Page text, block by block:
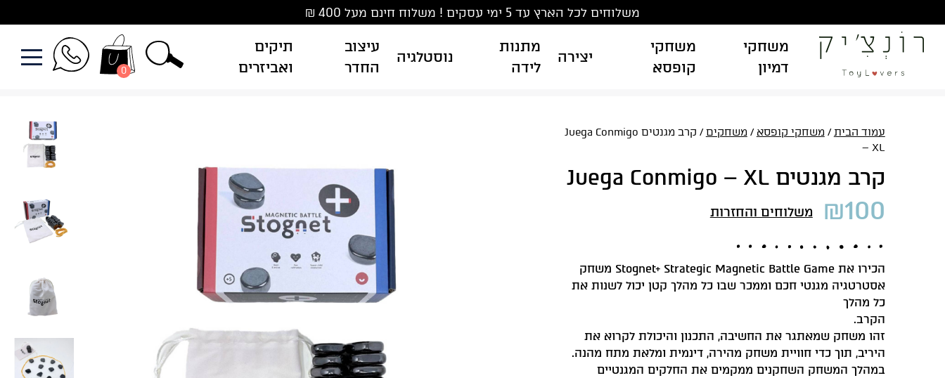
to
content
משלוחים לכל הארץ עד 5 ימי עסקים ! משלוח חינם מעל 400 ₪
משחקי
דמיון
משחקי
קופסא
יצירה
מתנות
לידה
נוסטלגיה
עיצוב
החדר
תיקים
ואביזרים
0
עמוד הבית/ משחקי קופסא / משחקים
/ קרב מגנטים Juega Conmigo
– XL
קרב מגנטים Juega Conmigo – XL
₪100 משלוחים והחזרות
הכירו את Stognet+ Strategic Magnetic Battle Game משחק
אסטרטגיה מגנטי חכם וממכר שבו כל מהלך קטן יכול לשנות את
כל מהלך
הקרב.
זהו משחק שמאתגר את החשיבה, התכנון והיכולת לקרוא את
היריב, תוך כדי חוויית משחק מהירה, דינמית ומלאת מתח מהנה.
במהלך המשחק השחקנים ממקמים את החלקים המגנטיים